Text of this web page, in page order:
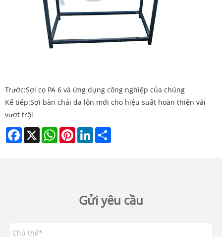
Trước:Sợi cọ PA 6 và ứng dụng công nghiệp của chúng
Kế tiếp:Sợi bàn chải da lộn mới cho hiệu suất hoàn thiện vải
vượt trội
Facebook
X WhatsAppPinterestLinkedIn
Gửi yêu cầu